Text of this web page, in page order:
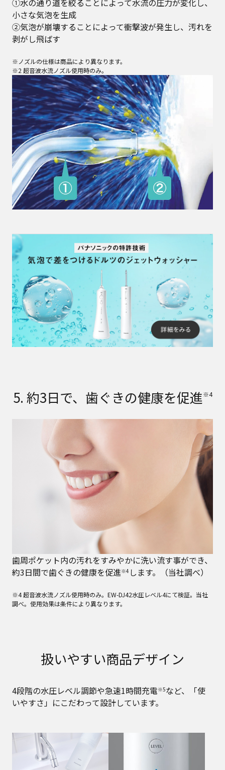
小さな気泡を生成
②気泡が崩壊することによって衝撃波が発生し、汚れを
剥がし飛ばす
※ノズルの仕様は商品により異なります。
※2 超音波水流ノズル使用時のみ。
5. 約3日で、歯ぐきの健康を促進※4
歯周ポケット内の汚れをすみやかに洗い流す事ができ、
約3日間で歯ぐきの健康を促進※4 します。（当社調べ）
※4 超音波水流ノズル使用時のみ。EW-DJ42水圧レベル4にて検証。当社
調べ。使用効果は条件により異なります。
扱いやすい商品デザイン
4段階の水圧レベル調節や急速1時間充電※5など、「使
いやすさ」にこだわって設計しています。